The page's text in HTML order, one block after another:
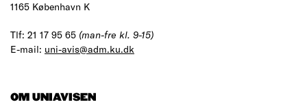
1165 København K
Tlf: 21 17 95 65 (man-fre kl. 9-15)
E-mail: uni-avis@adm.ku.dk
OM UNIAVISEN